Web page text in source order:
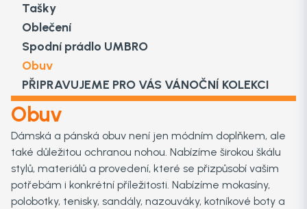
Tašky
Oblečení
Spodní prádlo UMBRO
Obuv
PŘIPRAVUJEME PRO VÁS VÁNOČNÍ KOLEKCI
Obuv
Dámská a pánská obuv není jen módním doplňkem, ale
také důležitou ochranou nohou. Nabízíme širokou škálu
stylů, materiálů a provedení, které se přizpůsobí vašim
potřebám i konkrétní příležitosti. Nabízíme mokasíny,
polobotky, tenisky, sandály, nazouváky, kotníkové boty a